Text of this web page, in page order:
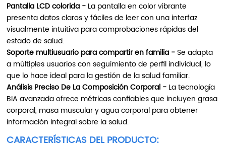
Pantalla LCD colorida - La pantalla en color vibrante
presenta datos claros y fáciles de leer con una interfaz
visualmente intuitiva para comprobaciones rápidas del
estado de salud.
Soporte multiusuario para compartir en familia -Se adapta
a múltiples usuarios con seguimiento de perfil individual, lo
que lo hace ideal para la gestión de la salud familiar.
Análisis Preciso De La Composición Corporal - La tecnología
BIA avanzada ofrece métricas confiables que incluyen grasa
corporal, masa muscular y agua corporal para obtener
información integral sobre la salud.
CARACTERÍSTICAS DEL PRODUCTO: